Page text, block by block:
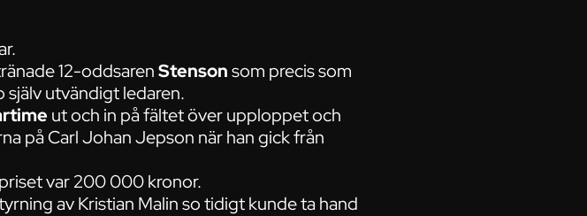
12-oddsarenStensonsom precis som
utvändigt ledaren.
ut och in på fältet över upploppet och
på Carl Johan Jepson när han gick från
var 200 000 kronor.
av Kristian Malin so tidigt kunde ta hand